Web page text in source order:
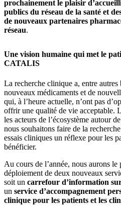
prochainement le plaisir
publics du réseau de la santé et
de nouveaux partenaires
réseau.
Une vision humaine qui met le
CATALIS
La recherche clinique a, entre
nouveaux médicaments et de
qui, à l’heure actuelle, n’ont pas
offrir une qualité de vie acceptable.
les acteurs de l’écosystème autour
nous souhaitons faire de la
essais cliniques un réflexe pour les
bénéficier.
Au cours de l’année, nous aurons le
déploiement de deux nouveaux
soit un carrefour d’information
un service d’accompagnement
clinique pour les patients et les